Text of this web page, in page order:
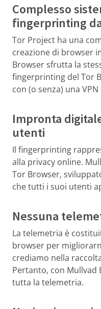
Complesso
fingerprinting
Tor Project ha una
creazione di browser
Browser sfrutta la
fingerprinting del Tor
con (o senza) una
Impronta
utenti
Il fingerprinting
alla privacy online.
Tor Browser,
che tutti i suoi utenti
Nessuna
La telemetria è
browser per
crediamo nella
Pertanto, con
tutta la telemetria.